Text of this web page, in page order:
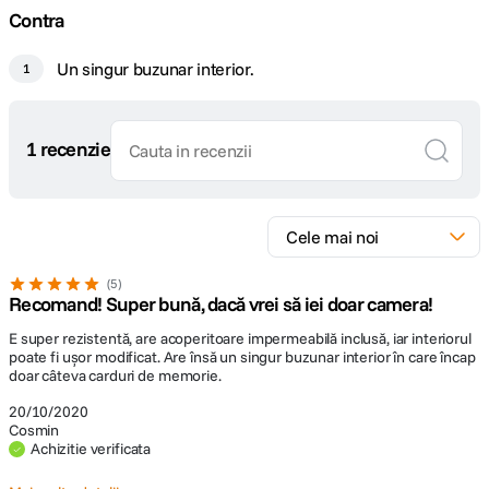
Contra
1 Un singur buzunar interior.
1 recenzie
5
Recomand! Super bună, dacă vrei să iei doar camera!
20/10/2020
Cosmin
Achizitie verificata
E super rezistentă, are acoperitoare impermeabilă inclusă, iar interiorul
poate fi ușor modificat. Are însă un singur buzunar interior în care încap
doar câteva carduri de memorie.